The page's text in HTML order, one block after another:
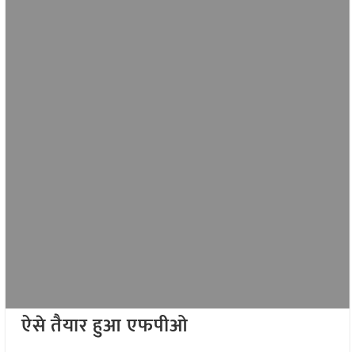
ऐसे तैयार हुआ एफपीओ